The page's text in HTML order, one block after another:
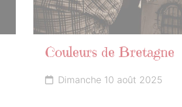
Couleurs de Bretagne
Dimanche 10 août 2025